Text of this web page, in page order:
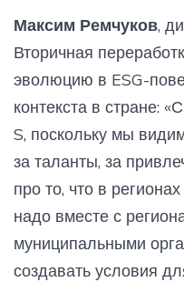
Максим Ремчуков,
Вторичная
эволюцию в ESG-
контекста в стране:
S, поскольку мы
за таланты, за
про то, что в
надо вместе с
муниципальными
создавать условия